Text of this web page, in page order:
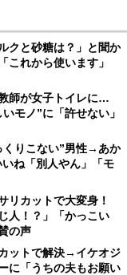
クと砂糖は？」と聞か
れから使います」
教師が女子トイレに…
モノ”に「許せない」
りこない”男性→あか
ね「別人やん」「モ
リカットで大変身！
人！？」「かっこい
の声
ットで解決→イケオジ
に「うちの夫もお願い